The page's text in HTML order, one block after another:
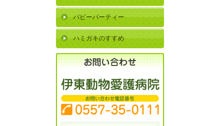
パピーパーティー
ハミガキのすすめ